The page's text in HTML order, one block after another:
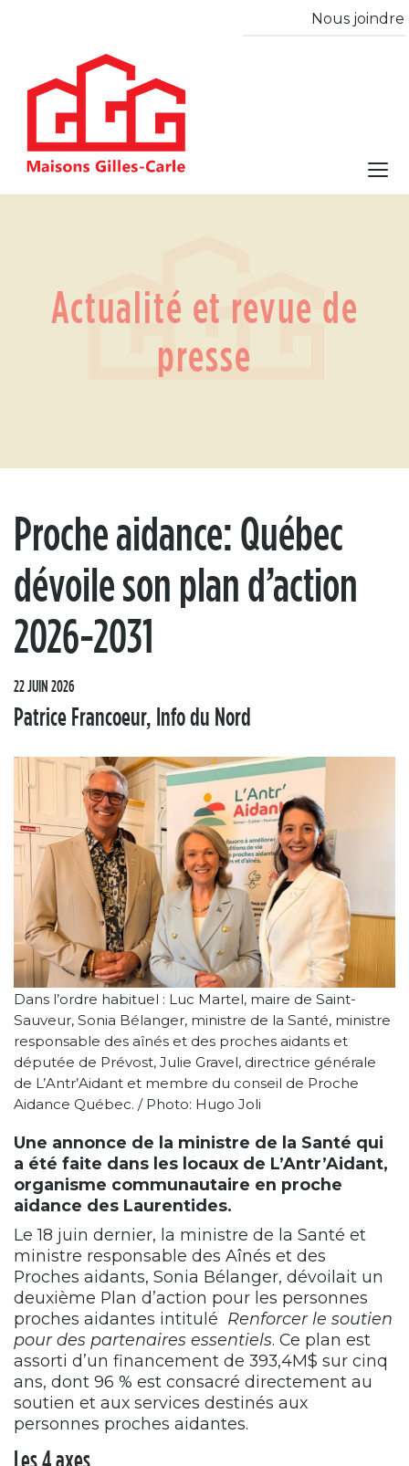
Nous joindre
Actualité et revue de
presse
Proche aidance: Québec
dévoile son plan d’action
2026-2031
22 JUIN 2026
Patrice Francoeur, Info du Nord
Dans l’ordre habituel : Luc Martel, maire de Saint-
Sauveur, Sonia Bélanger, ministre de la Santé, ministre
responsable des aînés et des proches aidants et
députée de Prévost, Julie Gravel, directrice générale
de L’Antr’Aidant et membre du conseil de Proche
Aidance Québec. / Photo: Hugo Joli
Une annonce de la ministre de la Santé qui
a été faite dans les locaux de L’Antr’Aidant,
organisme communautaire en proche
aidance des Laurentides.
Le 18 juin dernier, la ministre de la Santé et
ministre responsable des Aînés et des
Proches aidants, Sonia Bélanger, dévoilait un
deuxième Plan d’action pour les personnes
proches aidantes intitulé Renforcer le soutien
pour des partenaires essentiels. Ce plan est
assorti d’un financement de 393,4M$ sur cinq
ans, dont 96 % est consacré directement au
soutien et aux services destinés aux
personnes proches aidantes.
Les 4 axes